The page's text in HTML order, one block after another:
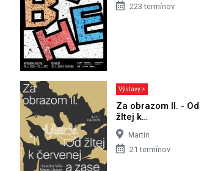
223 termínov
Výstavy >
Za obrazom II. - Od
žltej k…
Martin
21 termínov